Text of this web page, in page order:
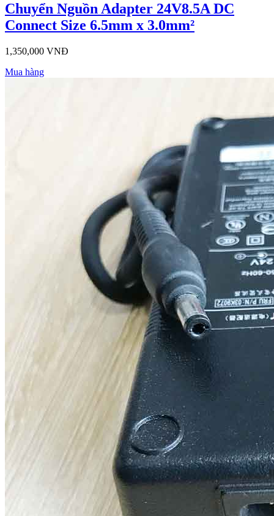
Chuyển Nguồn Adapter 24V8.5A DC
Connect Size 6.5mm x 3.0mm²
1,350,000 VNĐ
Mua hàng